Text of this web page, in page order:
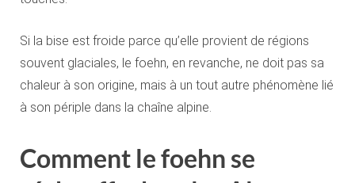
Si la bise est froide parce qu’elle provient de régions
souvent glaciales, le foehn, en revanche, ne doit pas sa
chaleur à son origine, mais à un tout autre phénomène lié
à son périple dans la chaîne alpine.
Comment le foehn se